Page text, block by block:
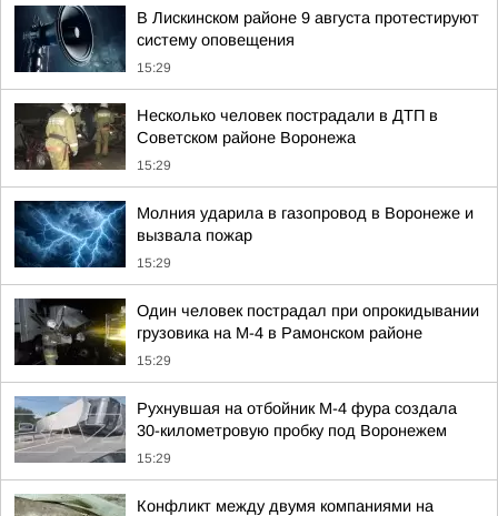
В Лискинском районе 9 августа протестируют
систему оповещения
15:29
Несколько человек пострадали в ДТП в
Советском районе Воронежа
15:29
Молния ударила в газопровод в Воронеже и
вызвала пожар
15:29
Один человек пострадал при опрокидывании
грузовика на М-4 в Рамонском районе
15:29
Рухнувшая на отбойник М-4 фура создала
30-километровую пробку под Воронежем
15:29
Конфликт между двумя компаниями на